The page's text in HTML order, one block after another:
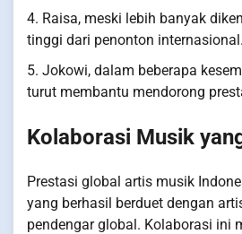
4. Raisa, meski lebih banyak
tinggi dari penonton
5. Jokowi, dalam beberapa
turut membantu mendorong
Kolaborasi Musik
Prestasi global artis musik
yang berhasil berduet dengan
pendengar global. Kolaborasi ini